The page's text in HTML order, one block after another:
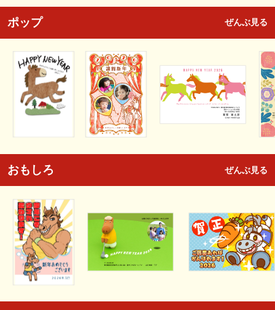
ポップ ぜんぶ見る
おもしろ ぜんぶ見る